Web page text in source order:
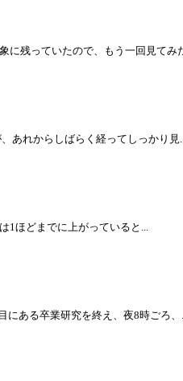
に残っていたので、もう一回見てみ
あれからしばらく経ってしっかり見
1ほどまでに上がっていると...
にある卒業研究を終え、夜8時ごろ、